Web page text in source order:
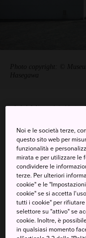
Photo copyright: ©
Hasegawa
4-1-1 Miyoshi,
Visualizzare su Google
Ricevere informazioni
PAROLE CHIAVE
Il più
Noi e le società terze,
questo sito web per
funzionalità e
mirata e per utilizzare le
condividere le
terze. Per ulteriori
cookie" e le
cookie" se si accetta
tutti i cookie" per
selettore su "attivo" se
cookie. Inoltre, è
in qualsiasi momento